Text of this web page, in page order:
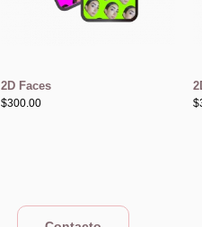
2D Faces
$300.00 $